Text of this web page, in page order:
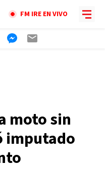
FM IRE EN VIVO
moto sin
imputado